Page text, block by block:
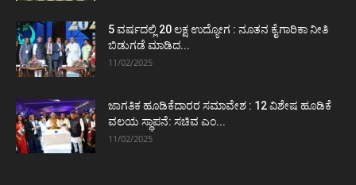
5 ವರ್ಷದಲ್ಲಿ 20 ಲಕ್ಷ ಉದ್ಯೋಗ : ನೂತನ ಕೈಗಾರಿಕಾ ನೀತಿ
ಬಿಡುಗಡೆ ಮಾಡಿದ...
11/02/2025
ಜಾಗತಿಕ ಹೂಡಿಕೆದಾರರ ಸಮಾವೇಶ : 12 ವಿಶೇಷ ಹೂಡಿಕೆ
ವಲಯ ಸ್ಥಾಪನೆ: ಸಚಿವ ಎಂ...
11/02/2025